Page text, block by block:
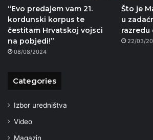
“Evo predajem vam 21.
kordunski korpus te
čestitam Hrvatskoj vojsci
na pobjedi!”
08/08/2024
Što je
u
razredu
22/03/
Categories
Izbor uredništva
Video
Magazin